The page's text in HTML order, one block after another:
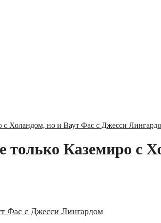
с Холандом, но и Ваут Фас с Джесси
Каземиро с